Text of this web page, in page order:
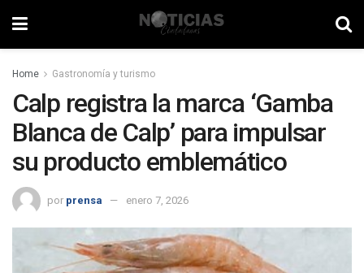
Home Gastronomía y turismo
Calp registra la marca ‘Gamba
Blanca de Calp’ para impulsar
su producto emblemático
por prensa enero 7, 2026